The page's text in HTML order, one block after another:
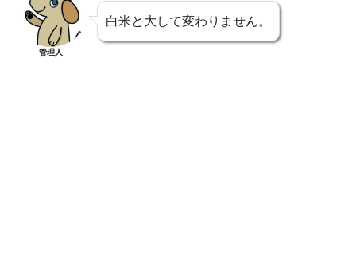
管理人
白米と大して変わりません。